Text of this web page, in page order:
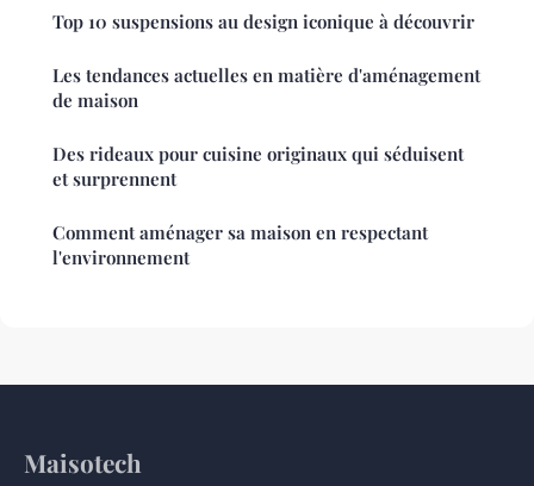
Top 10 suspensions au design iconique à découvrir
Les tendances actuelles en matière d'aménagement
de maison
Des rideaux pour cuisine originaux qui séduisent
et surprennent
Comment aménager sa maison en respectant
l'environnement
Maisotech